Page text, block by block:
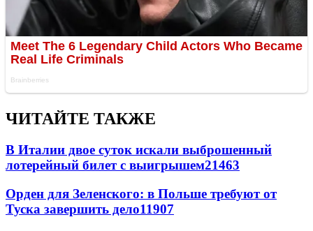
ЧИТАЙТЕ ТАКЖЕ
В Италии двое суток искали выброшенный
лотерейный билет с выигрышем21463
Орден для Зеленского: в Польше требуют от
Туска завершить дело11907